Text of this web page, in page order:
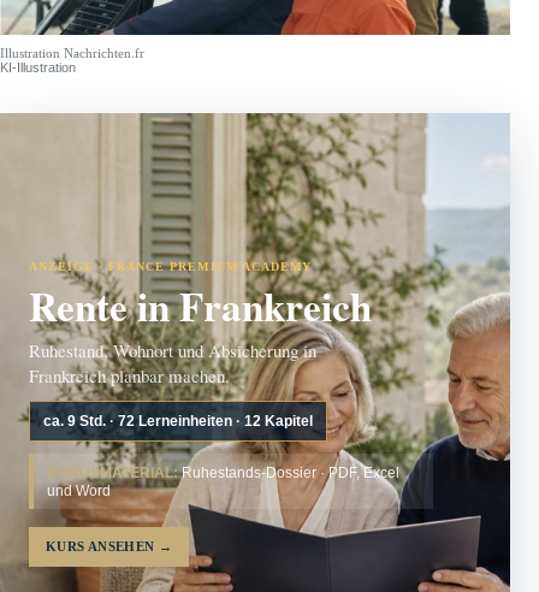
Illustration Nachrichten.fr
KI-Illustration
ANZEIGE · FRANCE PREMIUM ACADEMY
Rente in Frankreich
Ruhestand, Wohnort und Absicherung in
Frankreich planbar machen.
ca. 9 Std. · 72 Lerneinheiten · 12 Kapitel
BONUSMATERIAL:Ruhestands-Dossier · PDF, Excel
und Word
KURS ANSEHEN →